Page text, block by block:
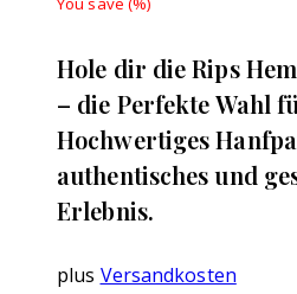
Hole dir die Rips
– die Perfekte Wahl
Hochwertiges
authentisches und
Erlebnis.
plus Versandkosten